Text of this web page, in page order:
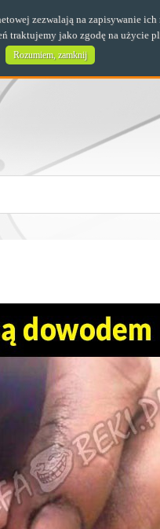
zezwalają na zapisywanie
traktujemy jako zgodę na użycie
Rozumiem, zamknij